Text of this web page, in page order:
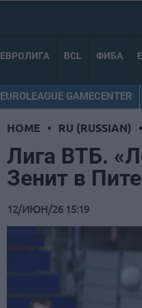
ЕВРОЛИГА BCL ФИБА
EUROLEAGUE GAMECENTER
HOME • RU (RUSSIAN) •
Лига ВТБ.
Зенит в
12/ИЮН/26 15:19